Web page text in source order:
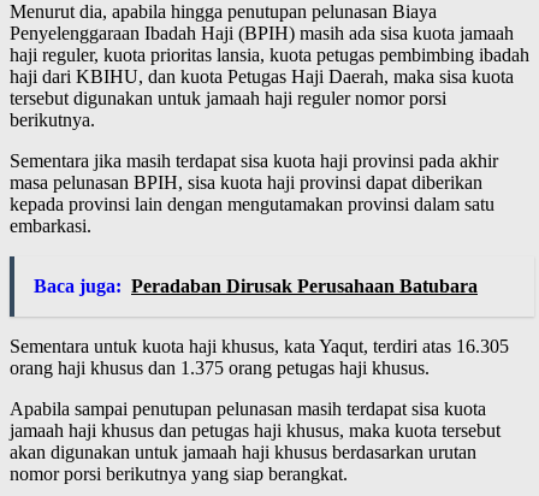
Menurut dia, apabila hingga penutupan pelunasan Biaya
Penyelenggaraan Ibadah Haji (BPIH) masih ada sisa kuota jamaah
haji reguler, kuota prioritas lansia, kuota petugas pembimbing ibadah
haji dari KBIHU, dan kuota Petugas Haji Daerah, maka sisa kuota
tersebut digunakan untuk jamaah haji reguler nomor porsi
berikutnya.
Sementara jika masih terdapat sisa kuota haji provinsi pada akhir
masa pelunasan BPIH, sisa kuota haji provinsi dapat diberikan
kepada provinsi lain dengan mengutamakan provinsi dalam satu
embarkasi.
Baca juga: Peradaban Dirusak Perusahaan Batubara
Sementara untuk kuota haji khusus, kata Yaqut, terdiri atas 16.305
orang haji khusus dan 1.375 orang petugas haji khusus.
Apabila sampai penutupan pelunasan masih terdapat sisa kuota
jamaah haji khusus dan petugas haji khusus, maka kuota tersebut
akan digunakan untuk jamaah haji khusus berdasarkan urutan
nomor porsi berikutnya yang siap berangkat.